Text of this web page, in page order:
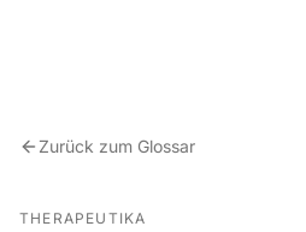
Zurück zum Glossar
THERAPEUTIKA